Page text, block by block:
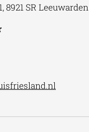
8921 SR Leeuwarden